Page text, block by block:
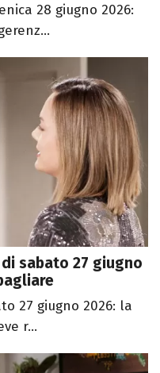
28 giugno 2026:
sabato 27 giugno
27 giugno 2026: la
r...